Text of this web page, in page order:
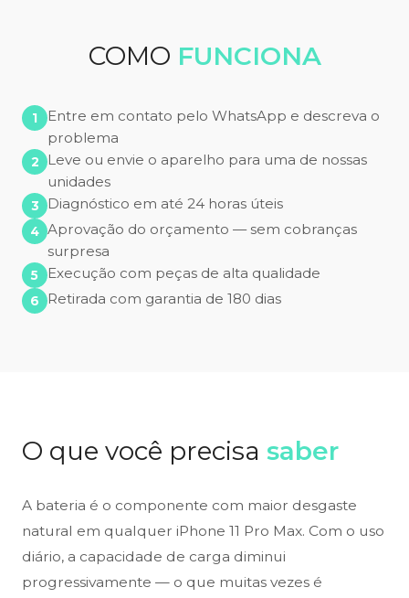
COMO FUNCIONA
Entre em contato pelo WhatsApp e descreva o
problema
Leve ou envie o aparelho para uma de nossas
unidades
Diagnóstico em até 24 horas úteis
Aprovação do orçamento — sem cobranças
surpresa
Execução com peças de alta qualidade
Retirada com garantia de 180 dias
O que você precisa saber
A bateria é o componente com maior desgaste
natural em qualquer iPhone 11 Pro Max. Com o uso
diário, a capacidade de carga diminui
progressivamente — o que muitas vezes é